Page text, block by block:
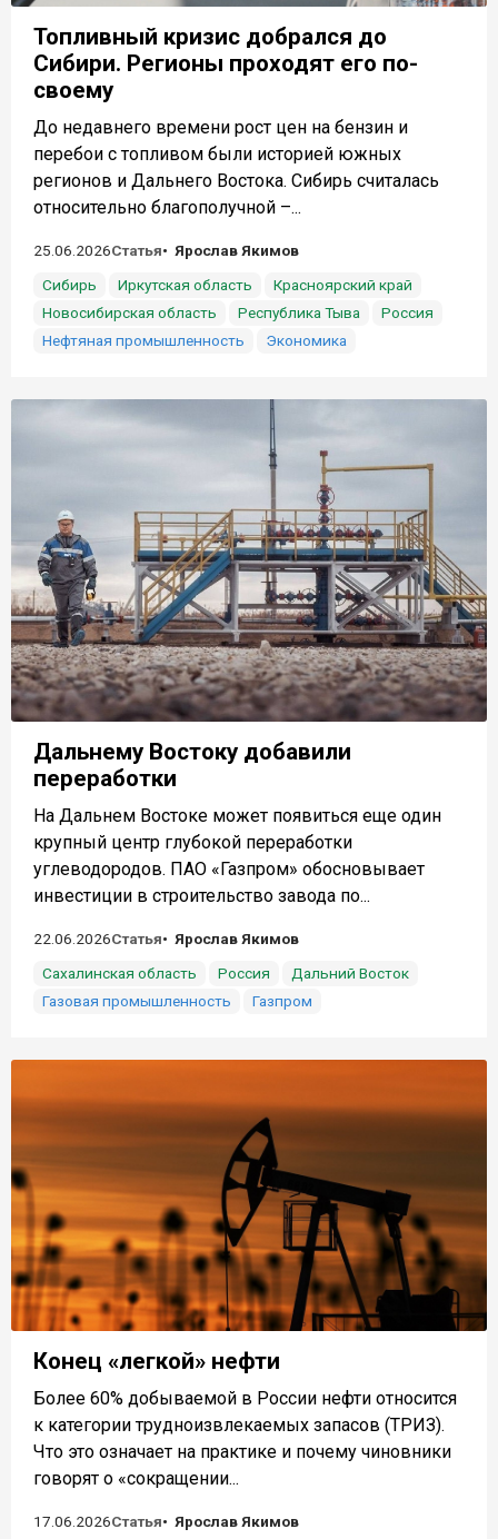
Топливный кризис добрался до
Сибири. Регионы проходят его по-
своему
До недавнего времени рост цен на бензин и
перебои с топливом были историей южных
регионов и Дальнего Востока. Сибирь считалась
относительно благополучной –...
25.06.2026Статья
Ярослав Якимов
Сибирь
Иркутская область
Красноярский край
Новосибирская область
Республика Тыва
Россия
Нефтяная промышленность
Экономика
Дальнему Востоку добавили
переработки
На Дальнем Востоке может появиться еще один
крупный центр глубокой переработки
углеводородов. ПАО «Газпром» обосновывает
инвестиции в строительство завода по...
22.06.2026Статья
Ярослав Якимов
Сахалинская область
Россия
Дальний Восток
Газовая промышленность
Газпром
Конец «легкой» нефти
Более 60% добываемой в России нефти относится
к категории трудноизвлекаемых запасов (ТРИЗ).
Что это означает на практике и почему чиновники
говорят о «сокращении...
17.06.2026Статья
Ярослав Якимов